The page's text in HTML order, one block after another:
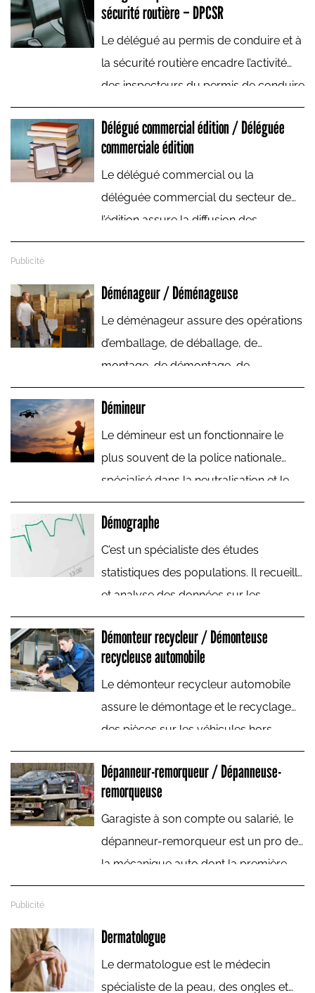
et nouveautés thérapeutiques
fabriqués par son laboratoire.
sécurité routière – DPCSR
Le délégué au permis de conduire et à
la sécurité routière encadre l’activité
des inspecteurs du permis de conduire
et des agents de l’administration en
charge de l’organisation et de la
délivrance du permis de conduire.
Délégué commercial édition / Déléguée
commerciale édition
Le délégué commercial ou la
déléguée commercial du secteur de
l’édition assure la diffusion des
nouveaux titres auprès des points de
maisons de la presse, librairies en
Déménageur / Déménageuse
Le déménageur assure des opérations
d’emballage, de déballage, de
montage, de démontage, de
chargement, de déchargement de
mobilier. Il peut, en outre, conduire le
véhicule de déménagement s’il y est
habilité. Il est alors conducteur-
déménageur.
Démineur
Le démineur est un fonctionnaire le
plus souvent de la police nationale
spécialisé dans la neutralisation et le
désamorçage des engins explosifs.
Démographe
C’est un spécialiste des études
statistiques des populations. Il recueille
et analyse des données sur les
évolutions des populations afin de
fournir aux décideurs (éducation,
économie, santé) l'information
prospective dont ils ont besoin.
Démonteur recycleur / Démonteuse
recycleuse automobile
Le démonteur recycleur automobile
assure le démontage et le recyclage
des pièces sur les véhicules hors
d’usage (VHU).
Dépanneur-remorqueur / Dépanneuse-
remorqueuse
Garagiste à son compte ou salarié, le
dépanneur-remorqueur est un pro de
la mécanique auto dont la première
action consiste à intervenir sur route
de détresse d’un conducteur en panne.
Dermatologue
Le dermatologue est le médecin
spécialiste de la peau, des ongles et